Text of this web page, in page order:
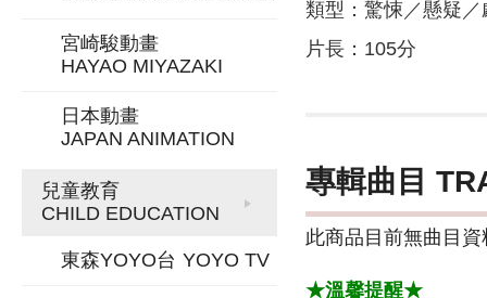
宮崎駿動畫
HAYAO MIYAZAKI
日本動畫
JAPAN ANIMATION
兒童教育
CHILD EDUCATION
東森YOYO台 YOYO TV
類型：驚悚／懸疑／
片長：105分
專輯曲目
此商品目前無曲目資
★溫馨提醒★